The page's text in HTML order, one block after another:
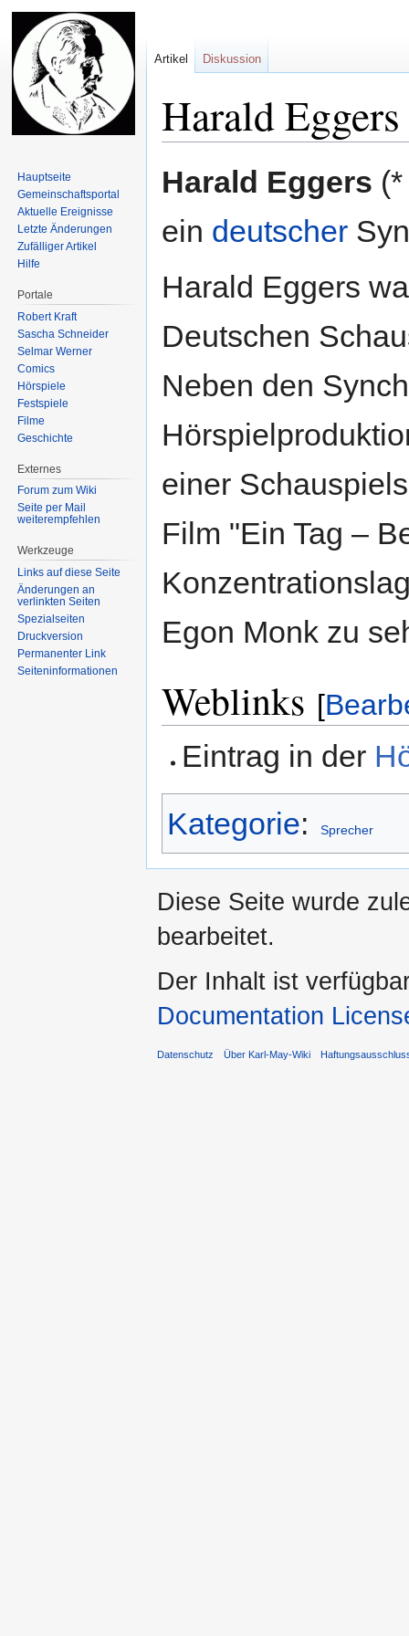
Harald Eggers
Navigation
Suche
Harald Eggers
ein deutscher
Harald Eggers
Deutschen
Neben den
einer
Film "Ein Tag –
Egon Monk zu
Weblinks [
Eintrag in der
Kategorie: Sprecher
Artikel Diskussion
Hauptseite
Gemeinschafts­portal
Aktuelle Ereignisse
Letzte Änderungen
Zufälliger Artikel
Hilfe
Portale
Robert Kraft
Sascha Schneider
Selmar Werner
Comics
Hörspiele
Festspiele
Filme
Geschichte
Externes
Forum zum Wiki
Seite per Mail
weiterempfehlen
Werkzeuge
Links auf diese Seite
Änderungen an
verlinkten Seiten
Spezialseiten
Druckversion
Permanenter Link
Seiten­informationen
Diese Seite wurde
bearbeitet.
Der Inhalt ist
Documentation
Datenschutz Über Karl-May-Wiki